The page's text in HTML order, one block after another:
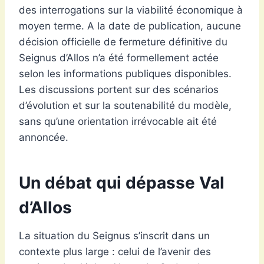
des interrogations sur la viabilité économique à
moyen terme. A la date de publication, aucune
décision officielle de fermeture définitive du
Seignus d’Allos n’a été formellement actée
selon les informations publiques disponibles.
Les discussions portent sur des scénarios
d’évolution et sur la soutenabilité du modèle,
sans qu’une orientation irrévocable ait été
annoncée.
Un débat qui dépasse Val
d’Allos
La situation du Seignus s’inscrit dans un
contexte plus large : celui de l’avenir des